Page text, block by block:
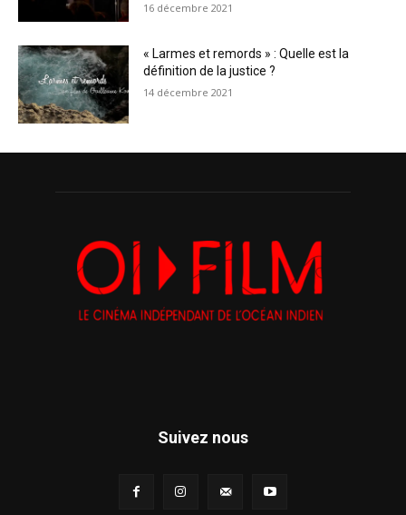
16 décembre 2021
« Larmes et remords » : Quelle est la
définition de la justice ?
14 décembre 2021
Suivez nous